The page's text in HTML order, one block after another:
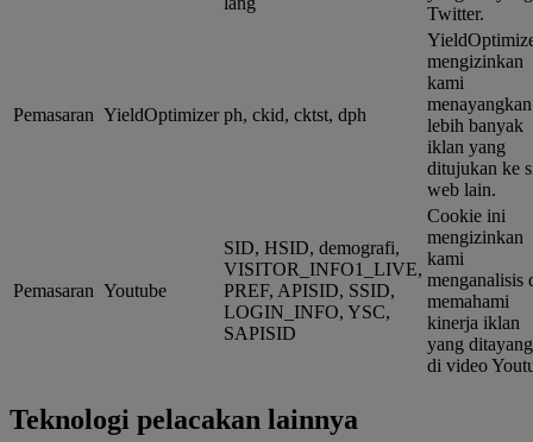
Twitter.
Pemasaran YieldOptimizer ph, ckid, cktst, dph
mengizinkan
kami
menayangkan
lebih banyak
iklan yang
ditujukan ke
web lain.
Pemasaran Youtube
SID, HSID, demografi,
VISITOR_INFO1_LIVE,
PREF, APISID, SSID,
LOGIN_INFO, YSC,
SAPISID
Cookie ini
mengizinkan
kami
menganalisis
memahami
kinerja iklan
yang
di video
Teknologi pelacakan lainnya